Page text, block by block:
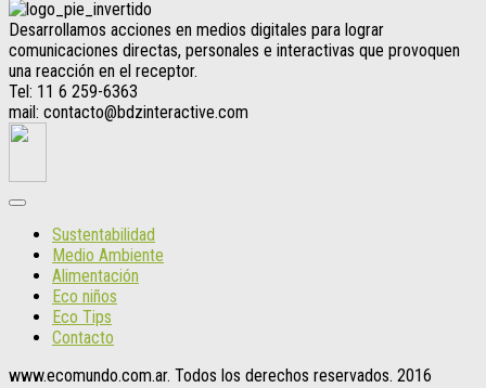
Desarrollamos acciones en medios digitales para lograr
comunicaciones directas, personales e interactivas que provoquen
una reacción en el receptor.
Tel: 11 6 259-6363
mail: contacto@bdzinteractive.com
Sustentabilidad
Medio Ambiente
Alimentación
Eco niños
Eco Tips
Contacto
www.ecomundo.com.ar. Todos los derechos reservados. 2016